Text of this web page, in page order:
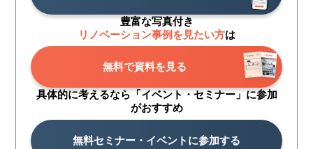
豊富な写真付き
リノベーション事例を見たい方は
無料で資料を見る
具体的に考えるなら「イベント・セミナー」に参加
がおすすめ
無料セミナー・イベントに参加する